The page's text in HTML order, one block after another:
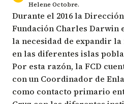
Helene Octobre.
Durante el 2016 la
Fundación Charles Darwin
la necesidad de expandir
en las diferentes islas
Por esta razón, la FCD
con un Coordinador de
como contacto primario